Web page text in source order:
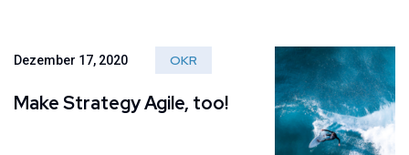
Dezember 17, 2020 OKR
Make Strategy Agile, too!